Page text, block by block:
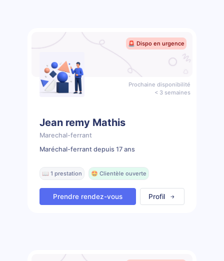
🚨 Dispo en urgence
Prochaine disponibilité
< 3 semaines
Jean remy Mathis
Marechal-ferrant
Maréchal-ferrant depuis 17 ans
📖 1 prestation 🤩 Clientèle ouverte
Prendre rendez-vous Profil